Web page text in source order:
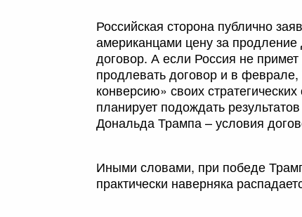
Российская сторона публично
американцами цену за
договор. А если Россия не
продлевать договор и в
конверсию» своих
планирует подождать
Дональда Трампа – условия
Иными словами, при победе
практически наверняка